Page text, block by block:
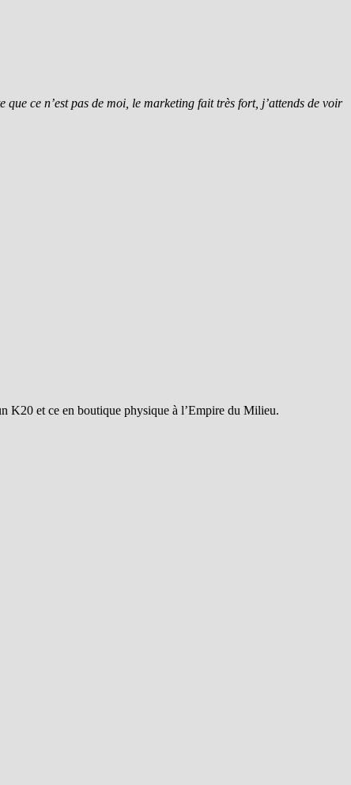
que ce n’est pas de moi, le marketing fait très fort, j’attends de voir
K20 et ce en boutique physique à l’Empire du Milieu.